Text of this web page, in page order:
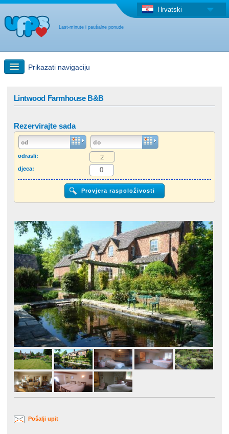
Last-minute i paušalne ponude
Hrvatski
Prikazati navigaciju
"Last Minute"ponuda + Paušalna ponuda
Druga država
Lintwood Farmhouse B&B
Rezervirajte sada
odrasli:
djeca:
Pošalji upit